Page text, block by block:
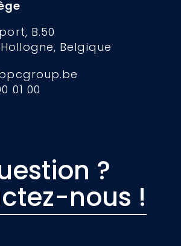
B.50
Belgique
01 00
?
nous !